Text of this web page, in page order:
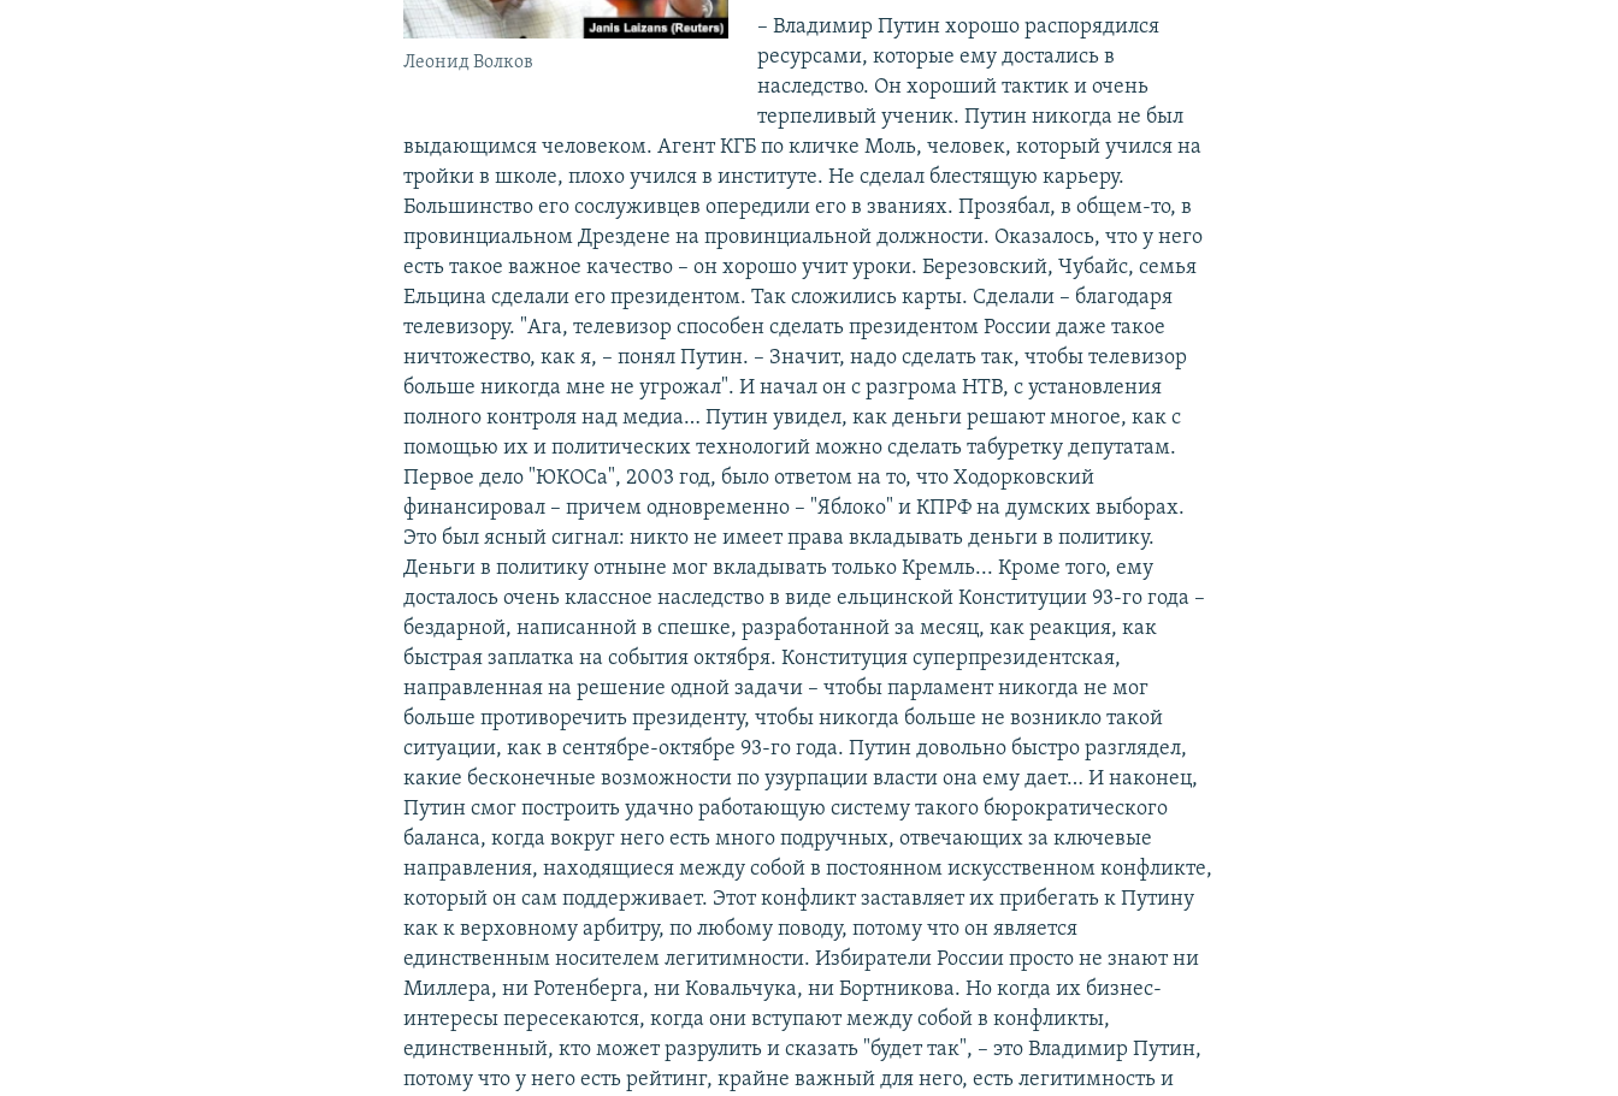
Леонид Волков
– Владимир Путин хорошо распорядился
ресурсами, которые ему достались в
наследство. Он хороший тактик и очень
терпеливый ученик. Путин никогда не был
выдающимся человеком. Агент КГБ по кличке Моль, человек, который учился на
тройки в школе, плохо учился в институте. Не сделал блестящую карьеру.
Большинство его сослуживцев опередили его в званиях. Прозябал, в общем-то, в
провинциальном Дрездене на провинциальной должности. Оказалось, что у него
есть такое важное качество – он хорошо учит уроки. Березовский, Чубайс, семья
Ельцина сделали его президентом. Так сложились карты. Сделали – благодаря
телевизору. "Ага, телевизор способен сделать президентом России даже такое
ничтожество, как я, – понял Путин. – Значит, надо сделать так, чтобы телевизор
больше никогда мне не угрожал". И начал он с разгрома НТВ, с установления
полного контроля над медиа… Путин увидел, как деньги решают многое, как с
помощью их и политических технологий можно сделать табуретку депутатам.
Первое дело "ЮКОСа", 2003 год, было ответом на то, что Ходорковский
финансировал – причем одновременно – "Яблоко" и КПРФ на думских выборах.
Это был ясный сигнал: никто не имеет права вкладывать деньги в политику.
Деньги в политику отныне мог вкладывать только Кремль... Кроме того, ему
досталось очень классное наследство в виде ельцинской Конституции 93-го года –
бездарной, написанной в спешке, разработанной за месяц, как реакция, как
быстрая заплатка на события октября. Конституция суперпрезидентская,
направленная на решение одной задачи – чтобы парламент никогда не мог
больше противоречить президенту, чтобы никогда больше не возникло такой
ситуации, как в сентябре-октябре 93-го года. Путин довольно быстро разглядел,
какие бесконечные возможности по узурпации власти она ему дает… И наконец,
Путин смог построить удачно работающую систему такого бюрократического
баланса, когда вокруг него есть много подручных, отвечающих за ключевые
направления, находящиеся между собой в постоянном искусственном конфликте,
который он сам поддерживает. Этот конфликт заставляет их прибегать к Путину
как к верховному арбитру, по любому поводу, потому что он является
единственным носителем легитимности. Избиратели России просто не знают ни
Миллера, ни Ротенберга, ни Ковальчука, ни Бортникова. Но когда их бизнес-
интересы пересекаются, когда они вступают между собой в конфликты,
единственный, кто может разрулить и сказать "будет так", – это Владимир Путин,
потому что у него есть рейтинг, крайне важный для него, есть легитимность и